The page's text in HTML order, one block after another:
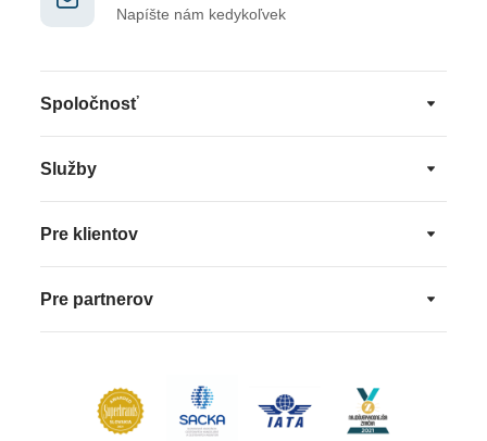
Napíšte nám kedykoľvek
Spoločnosť
Služby
Pre klientov
Pre partnerov